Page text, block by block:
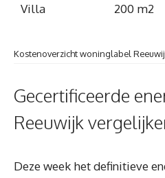
Villa 200 m2
Kostenoverzicht woninglabel
Gecertificeerde
Reeuwijk
Deze week het definitieve